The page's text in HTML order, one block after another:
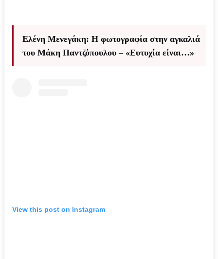
Ελένη Μενεγάκη: Η φωτογραφία στην αγκαλιά
του Μάκη Παντζόπουλου – «Ευτυχία είναι…»
View this post on Instagram